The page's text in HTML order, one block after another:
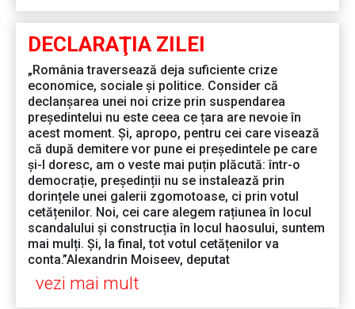
DECLARAŢIA ZILEI
„România traversează deja suficiente crize
economice, sociale și politice. Consider că
declanșarea unei noi crize prin suspendarea
președintelui nu este ceea ce țara are nevoie în
acest moment. Și, apropo, pentru cei care visează
că după demitere vor pune ei președintele pe care
și-l doresc, am o veste mai puțin plăcută: într-o
democrație, președinții nu se instalează prin
dorințele unei galerii zgomotoase, ci prin votul
cetățenilor. Noi, cei care alegem rațiunea în locul
scandalului și construcția în locul haosului, suntem
mai mulți. Și, la final, tot votul cetățenilor va
conta.”Alexandrin Moiseev, deputat
vezi mai mult